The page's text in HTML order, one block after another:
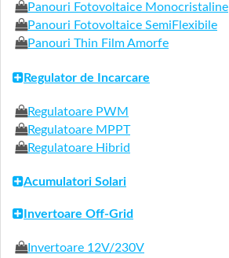
Panouri Fotovoltaice Monocristaline
Panouri Fotovoltaice SemiFlexibile
Panouri Thin Film Amorfe
Regulator de Incarcare
Regulatoare PWM
Regulatoare MPPT
Regulatoare Hibrid
Acumulatori Solari
Invertoare Off-Grid
Invertoare 12V/230V